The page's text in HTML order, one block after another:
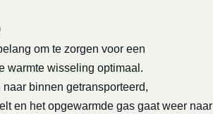
om te zorgen voor een
warmte wisseling optimaal.
binnen getransporteerd,
en het opgewarmde gas gaat weer naar